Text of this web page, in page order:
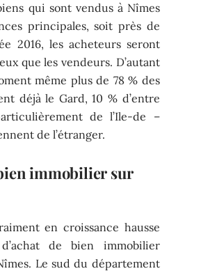
qui sont vendus à Nîmes
principales, soit près de
2016, les acheteurs seront
que les vendeurs. D’autant
même plus de 78 % des
déjà le Gard, 10 % d’entre
de l’Ile-de –
de l’étranger.
immobilier sur
en croissance hausse
de bien immobilier
Le sud du département